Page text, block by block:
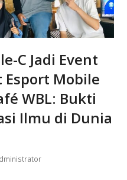
C Jadi Event
Esport Mobile
WBL: Bukti
Ilmu di Dunia